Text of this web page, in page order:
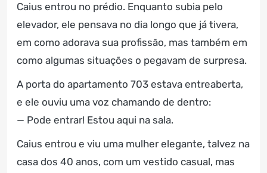
Caius entrou no prédio. Enquanto subia pelo
elevador, ele pensava no dia longo que já tivera,
em como adorava sua profissão, mas também em
como algumas situações o pegavam de surpresa.
A porta do apartamento 703 estava entreaberta,
e ele ouviu uma voz chamando de dentro:
— Pode entrar! Estou aqui na sala.
Caius entrou e viu uma mulher elegante, talvez na
casa dos 40 anos, com um vestido casual, mas